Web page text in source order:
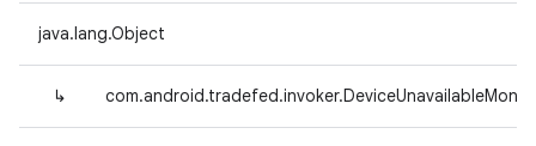
java.lang.Object
↳